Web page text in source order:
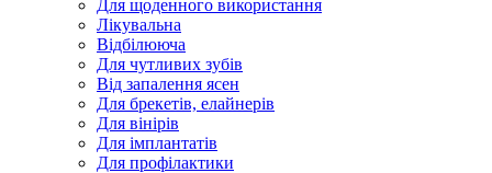
Для щоденного використання
Лікувальна
Відбілююча
Для чутливих зубів
Від запалення ясен
Для брекетів, елайнерів
Для вінірів
Для імплантатів
Для профілактики